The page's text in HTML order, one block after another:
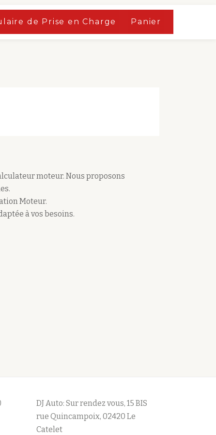
de Prise en Charge Panier
moteur. Nous proposons
Moteur.
à vos besoins.
DJ Auto: Sur rendez vous, 15 BIS
rue Quincampoix, 02420 Le
Catelet